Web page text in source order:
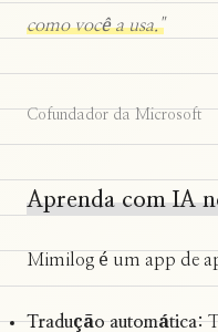
como você a usa."
Cofundador da Microsoft
Aprenda com IA
Mimilog é um app de
Tradução automática: